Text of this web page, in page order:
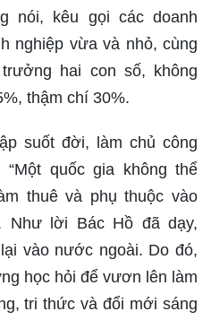
nói, kêu gọi các doanh
nghiệp vừa và nhỏ, cùng
hai con số, không
thậm chí 30%.
suốt đời, làm chủ công
“Một quốc gia không thể
thuê và phụ thuộc vào
Như lời Bác Hồ đã dạy,
vào nước ngoài. Do đó,
học hỏi để vươn lên làm
tri thức và đổi mới sáng